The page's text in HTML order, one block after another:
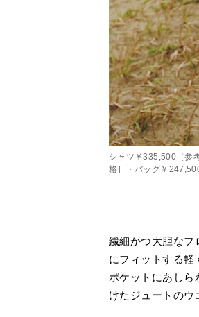
シャツ￥335,500［参
格］・バッグ￥
繊細かつ大胆なフ
にフィットする軽
ポケットにあしら
けたジュートのウ